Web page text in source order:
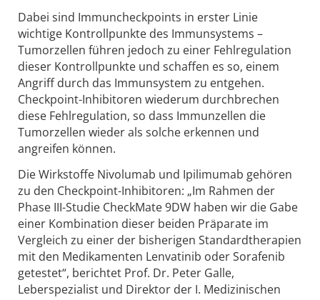
Dabei sind Immuncheckpoints in erster Linie
wichtige Kontrollpunkte des Immunsystems –
Tumorzellen führen jedoch zu einer Fehlregulation
dieser Kontrollpunkte und schaffen es so, einem
Angriff durch das Immunsystem zu entgehen.
Checkpoint-Inhibitoren wiederum durchbrechen
diese Fehlregulation, so dass Immunzellen die
Tumorzellen wieder als solche erkennen und
angreifen können.
Die Wirkstoffe Nivolumab und Ipilimumab gehören
zu den Checkpoint-Inhibitoren: „Im Rahmen der
Phase III-Studie CheckMate 9DW haben wir die Gabe
einer Kombination dieser beiden Präparate im
Vergleich zu einer der bisherigen Standardtherapien
mit den Medikamenten Lenvatinib oder Sorafenib
getestet“, berichtet Prof. Dr. Peter Galle,
Leberspezialist und Direktor der I. Medizinischen